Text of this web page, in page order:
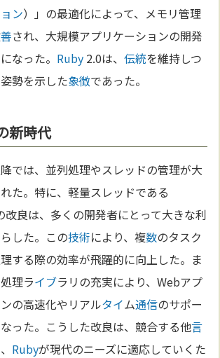
ン）」の最適化によって、メモリ管理
善され、大規模アプリケーションの開発
なった。 Ruby 2.0は、伝統を維持しつ
勢を示した象徴であった。
新時代
では、並列処理やスレッドの管理が大
た。特に、軽量スレッドである
改良は、多くの開発者にとって大きな利
した。この技術により、複数のタスク
する際の効率が飛躍的に向上した。ま
理ライブラリの充実により、Webアプ
の高速化やリアルタイム通信のサポー
った。こうした改良は、競合する他言
Rubyが現代のニーズに適応していくた